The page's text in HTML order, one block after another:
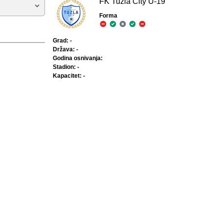
Forma
Grad: -
Država: -
Godina osnivanja:
Stadion: -
Kapacitet: -